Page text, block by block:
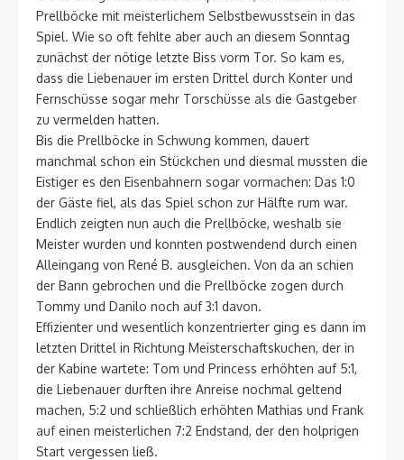
Prellböcke mit meisterlichem Selbstbewusstsein in das
Spiel. Wie so oft fehlte aber auch an diesem Sonntag
zunächst der nötige letzte Biss vorm Tor. So kam es,
dass die Liebenauer im ersten Drittel durch Konter und
Fernschüsse sogar mehr Torschüsse als die Gastgeber
zu vermelden hatten.
Bis die Prellböcke in Schwung kommen, dauert
manchmal schon ein Stückchen und diesmal mussten die
Eistiger es den Eisenbahnern sogar vormachen: Das 1:0
der Gäste fiel, als das Spiel schon zur Hälfte rum war.
Endlich zeigten nun auch die Prellböcke, weshalb sie
Meister wurden und konnten postwendend durch einen
Alleingang von René B. ausgleichen. Von da an schien
der Bann gebrochen und die Prellböcke zogen durch
Tommy und Danilo noch auf 3:1 davon.
Effizienter und wesentlich konzentrierter ging es dann im
letzten Drittel in Richtung Meisterschaftskuchen, der in
der Kabine wartete: Tom und Princess erhöhten auf 5:1,
die Liebenauer durften ihre Anreise nochmal geltend
machen, 5:2 und schließlich erhöhten Mathias und Frank
auf einen meisterlichen 7:2 Endstand, der den holprigen
Start vergessen ließ.